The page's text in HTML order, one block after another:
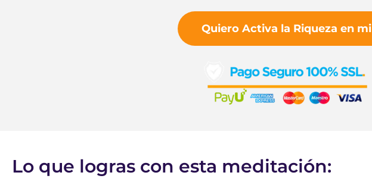
Quiero Activa la Riqueza en mi
Lo que logras con esta meditación: